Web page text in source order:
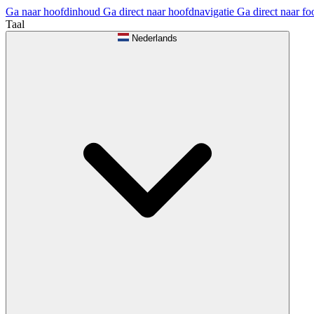
Ga naar hoofdinhoud Ga direct naar hoofdnavigatie Ga direct naar
Taal
Nederlands